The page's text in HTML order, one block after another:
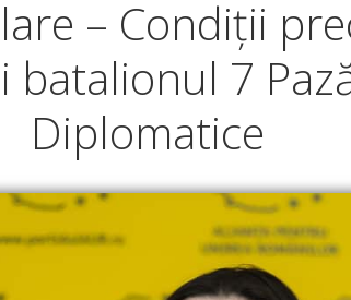
– Condiții
7
Diplomatice